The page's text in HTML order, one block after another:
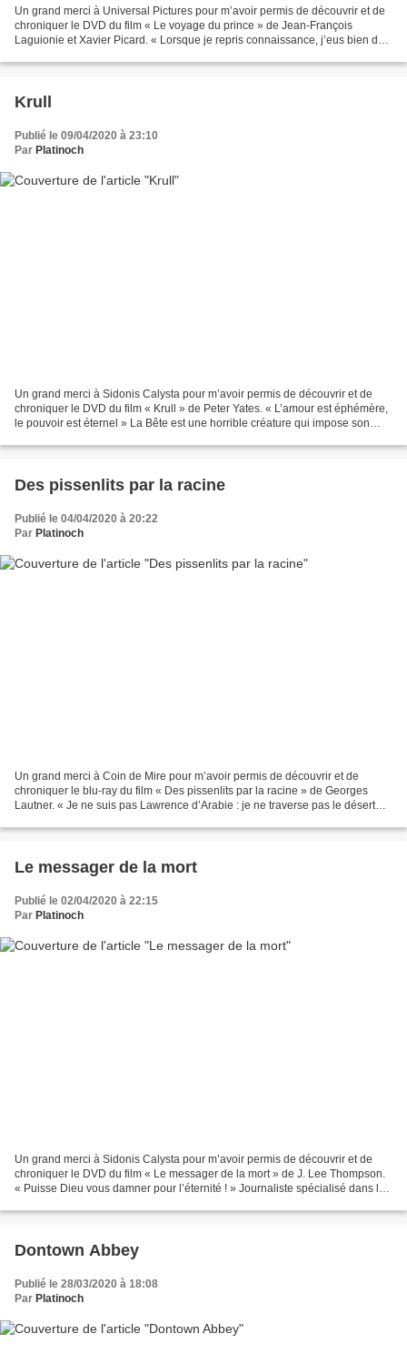
Un grand merci à Universal Pictures pour m’avoir permis de découvrir et de
chroniquer le DVD du film « Le voyage du prince » de Jean-François
Laguionie et Xavier Picard. « Lorsque je repris connaissance, j’eus bien de
Krull
Publié le 09/04/2020 à 23:10
Par Platinoch
Un grand merci à Sidonis Calysta pour m’avoir permis de découvrir et de
chroniquer le DVD du film « Krull » de Peter Yates. « L’amour est éphémère,
le pouvoir est éternel » La Bête est une horrible créature qui impose son
Des pissenlits par la racine
Publié le 04/04/2020 à 20:22
Par Platinoch
Un grand merci à Coin de Mire pour m’avoir permis de découvrir et de
chroniquer le blu-ray du film « Des pissenlits par la racine » de Georges
Lautner. « Je ne suis pas Lawrence d’Arabie : je ne traverse pas le désert
Le messager de la mort
Publié le 02/04/2020 à 22:15
Par Platinoch
Un grand merci à Sidonis Calysta pour m’avoir permis de découvrir et de
chroniquer le DVD du film « Le messager de la mort » de J. Lee Thompson.
« Puisse Dieu vous damner pour l’éternité ! » Journaliste spécialisé dans les
Dontown Abbey
Publié le 28/03/2020 à 18:08
Par Platinoch